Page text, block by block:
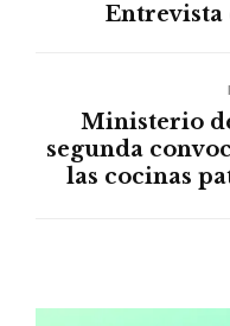
Entrevista
Ministerio
segunda
las cocinas